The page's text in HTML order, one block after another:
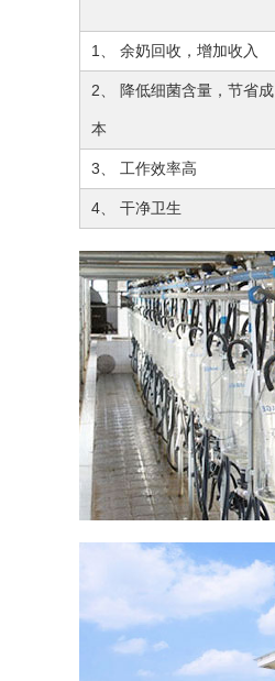
1、 余奶回收，增加收入
2、 降低细菌含量，节省成
本
3、 工作效率高
4、 干净卫生